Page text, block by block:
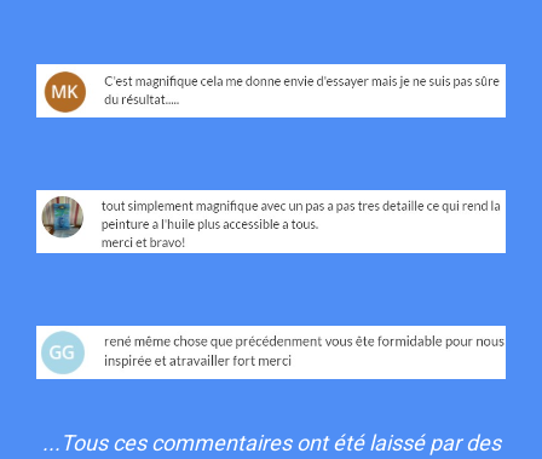
...Tous ces commentaires ont été laissé par des